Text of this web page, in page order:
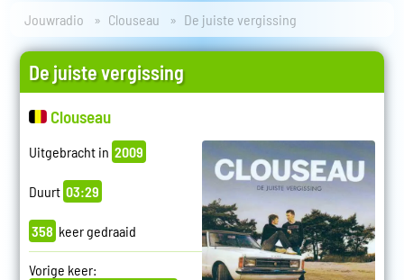
Jouwradio Clouseau De juiste vergissing
De juiste vergissing
Clouseau
Uitgebracht in 2009
Duurt 03:29
358 keer gedraaid
Vorige keer: